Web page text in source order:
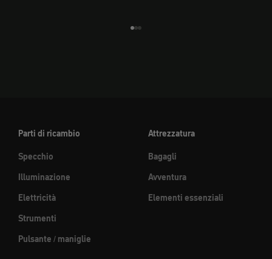
Parti di ricambio
Specchio
Illuminazione
Elettricità
Strumenti
Pulsante / maniglie
Attrezzatura
Bagagli
Avventura
Elementi essenziali